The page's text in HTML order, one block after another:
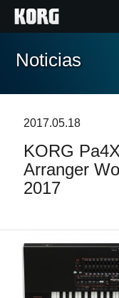
Inicio
Características
Eventos
Soporte
Localizador
Noticias
2017.05.18
KORG
Arranger
2017